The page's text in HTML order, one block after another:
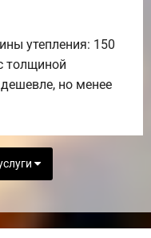
утепления: 150
толщиной
но менее